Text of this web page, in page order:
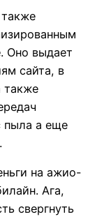
Оно выдает
сайта, в
также
пыла а еще
на ажио-
Ага,
свергнуть